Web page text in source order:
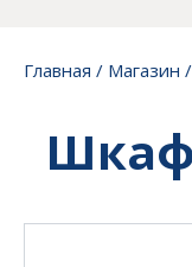
Главная / Магазин /
Шкаф